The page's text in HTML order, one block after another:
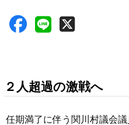
２人超過の激戦へ
任期満了に伴う関川村議会